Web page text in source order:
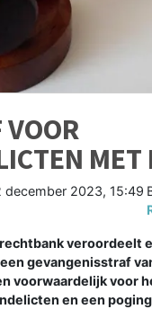
VOOR
MET
december 2023, 15:49
rechtbank veroordeelt
gevangenisstraf
voorwaardelijk voor
en een